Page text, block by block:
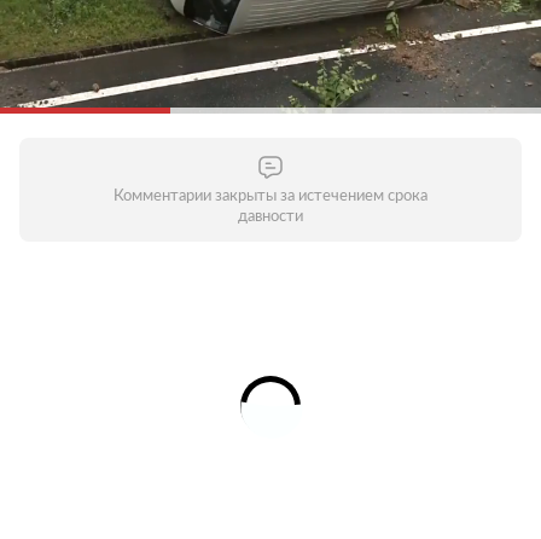
Комментарии закрыты за истечением срока
давности